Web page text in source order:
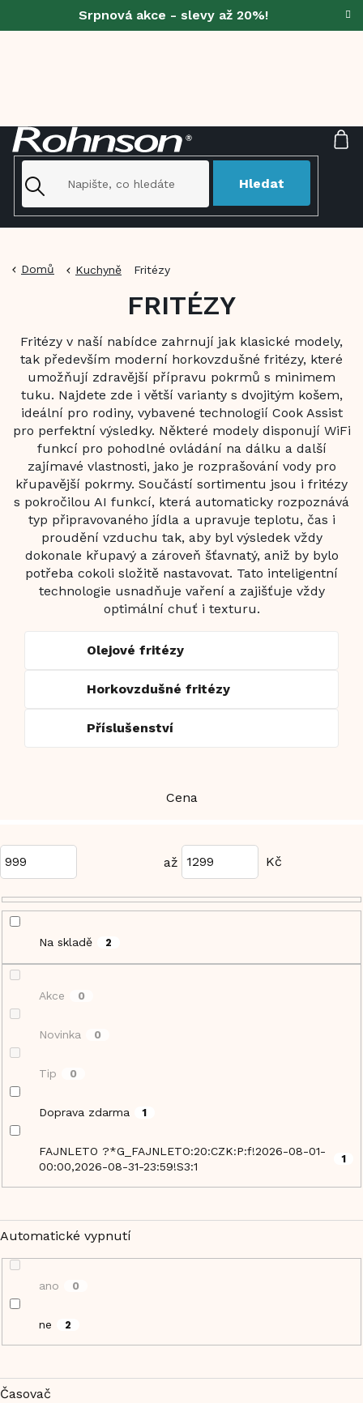
Srpnová akce - slevy až 20%!
Hledat
Domů Kuchyně Fritézy
FRITÉZY
Fritézy v naší nabídce zahrnují jak klasické modely,
tak především moderní horkovzdušné fritézy, které
umožňují zdravější přípravu pokrmů s minimem
tuku. Najdete zde i větší varianty s dvojitým košem,
ideální pro rodiny, vybavené technologií Cook Assist
pro perfektní výsledky. Některé modely disponují WiFi
funkcí pro pohodlné ovládání na dálku a další
zajímavé vlastnosti, jako je rozprašování vody pro
křupavější pokrmy. Součástí sortimentu jsou i fritézy
s pokročilou AI funkcí, která automaticky rozpoznává
typ připravovaného jídla a upravuje teplotu, čas i
proudění vzduchu tak, aby byl výsledek vždy
dokonale křupavý a zároveň šťavnatý, aniž by bylo
potřeba cokoli složitě nastavovat. Tato inteligentní
technologie usnadňuje vaření a zajišťuje vždy
optimální chuť i texturu.
Olejové fritézy
Horkovzdušné fritézy
Příslušenství
Cena
999 1299
Na skladě 2
Akce 0
Novinka 0
Tip 0
Doprava zdarma 1
FAJNLETO ?*G_FAJNLETO:20:CZK:P:f!2026-08-01-
00:00,2026-08-31-23:59!S3:1
1
Automatické vypnutí
ano 0
ne 2
Časovač